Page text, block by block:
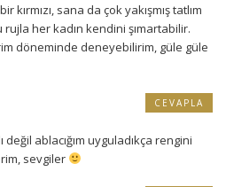
kırmızı, sana da çok yakışmış tatlım
rujla her kadın kendini şımartabilir.
döneminde deneyebilirim, güle güle
ablacığım uyguladıkça rengini
sevgiler
CEVAPLA